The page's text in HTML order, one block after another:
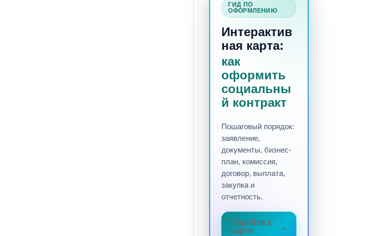
ГИД ПО
ОФОРМЛЕНИЮ
Интерактив
ная карта:
как
оформить
социальны
й контракт
Пошаговый порядок:
заявление,
документы, бизнес-
план, комиссия,
договор, выплата,
закупка и
отчетность.
Перейти к
карте